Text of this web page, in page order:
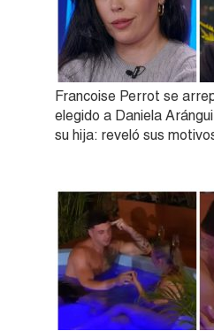
Francoise Perrot se
elegido a Daniela
su hija: reveló sus